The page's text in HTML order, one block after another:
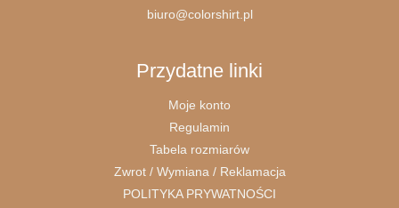
biuro@colorshirt.pl
Przydatne linki
Moje konto
Regulamin
Tabela rozmiarów
Zwrot / Wymiana / Reklamacja
POLITYKA PRYWATNOŚCI